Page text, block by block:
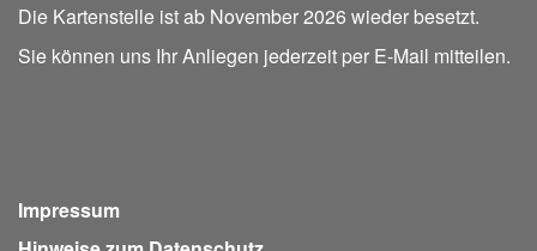
Die Kartenstelle ist ab November 2026 wieder besetzt.
Sie können uns Ihr Anliegen jederzeit per E-Mail mitteilen.
Impressum